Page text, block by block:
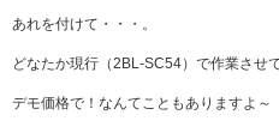
あれを付けて・・・。
どなたか現行（2BL-SC54）で作業させ
デモ価格で！なんてこともありますよ～